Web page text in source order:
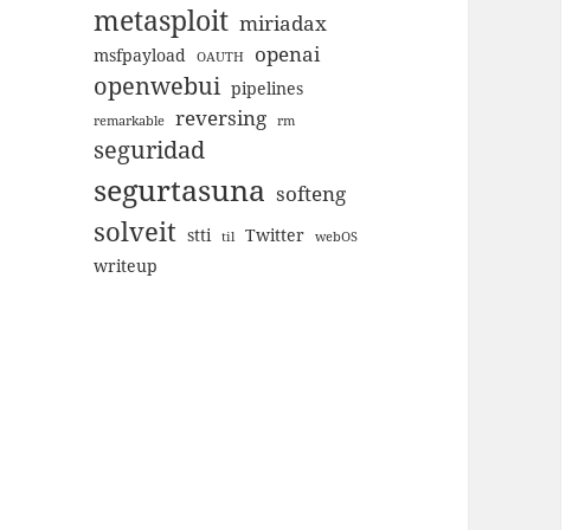
metasploit miriadax
msfpayload OAUTH openai
openwebui pipelines
remarkable reversing rm
seguridad
segurtasuna softeng
solveit stti til Twitter webOS
writeup